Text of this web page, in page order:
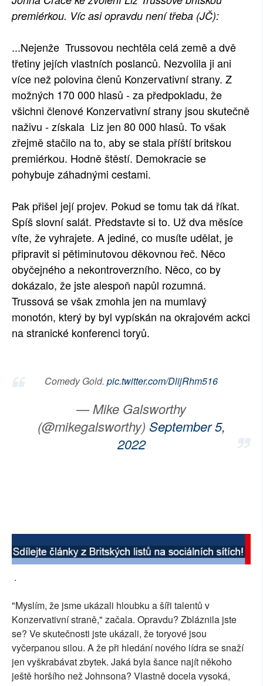
SOCIÁLNÍ SÍTĚ
RUBRIKY
PLNÁ VERZE STRÁNEK
premiérkou. Víc asi opravdu není třeba (JČ):
...Nejenže Trussovou nechtěla celá země a dvě
třetiny jejích vlastních poslanců. Nezvolila ji ani
více než polovina členů Konzervativní strany. Z
možných 170 000 hlasů - za předpokladu, že
všichni členové Konzervativní strany jsou skutečně
naživu - získala Liz jen 80 000 hlasů. To však
zřejmě stačilo na to, aby se stala příští britskou
premiérkou. Hodně štěstí. Demokracie se
pohybuje záhadnými cestami.
Pak přišel její projev. Pokud se tomu tak dá říkat.
Spíš slovní salát. Představte si to. Už dva měsíce
víte, že vyhrajete. A jediné, co musíte udělat, je
připravit si pětiminutovou děkovnou řeč. Něco
obyčejného a nekontroverzního. Něco, co by
dokázalo, že jste alespoň napůl rozumná.
Trussová se však zmohla jen na mumlavý
monotón, který by byl vypískán na okrajovém ackci
na stranické konferenci toryů.
Comedy Gold. pic.twitter.com/DlijRhm516
— Mike Galsworthy
(@mikegalsworthy) September 5,
2022
.
"Myslím, že jsme ukázali hloubku a šíři talentů v
Konzervativní straně," začala. Opravdu? Zbláznila jste
se? Ve skutečnosti jste ukázali, že toryové jsou
vyčerpanou silou. A že při hledání nového lídra se snaží
jen vyškrabávat zbytek. Jaká byla šance najít někoho
ještě horšího než Johnsona? Vlastně docela vysoká,